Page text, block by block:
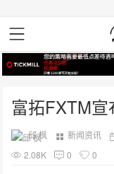
富拓FXTM
邱 枫 新闻资讯
2.08K
0 0